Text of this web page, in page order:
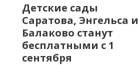
Детские сады
Саратова, Энгельса и
Балаково станут
бесплатными с 1
сентября